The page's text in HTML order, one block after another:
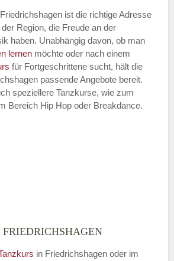
ist die richtige Adresse
Region, die Freude an der
haben. Unabhängig davon, ob man
lernen möchte oder nach einem
für Fortgeschrittene sucht, hält die
passende Angebote bereit.
speziellere Tanzkurse, wie zum
Bereich Hip Hop oder Breakdance.
in Friedrichshagen oder im